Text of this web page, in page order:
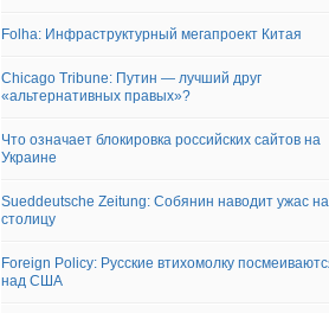
Folha: Инфраструктурный мегапроект Китая
Chicago Tribune: Путин — лучший друг
«альтернативных правых»?
Что означает блокировка российских сайтов на
Украине
Sueddeutsche Zeitung: Собянин наводит ужас на
столицу
Foreign Policy: Русские втихомолку
над США